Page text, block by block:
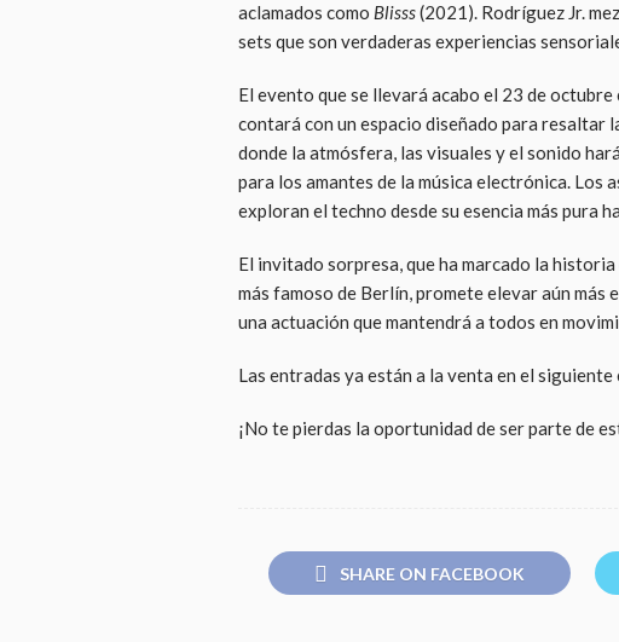
aclamados como Blisss(2021). Rodríguez Jr.
sets que son verdaderas experiencias
El evento que se llevará acabo el 23 de
contará con un espacio diseñado para resaltar
donde la atmósfera, las visuales y el sonido
para los amantes de la música electrónica. Los
exploran el techno desde su esencia más pura
El invitado sorpresa, que ha marcado la
más famoso de Berlín, promete elevar aún más
una actuación que mantendrá a todos en
Las entradas ya están a la venta en el siguiente
¡No te pierdas la oportunidad de ser parte de
SHARE ON FACEBOOK